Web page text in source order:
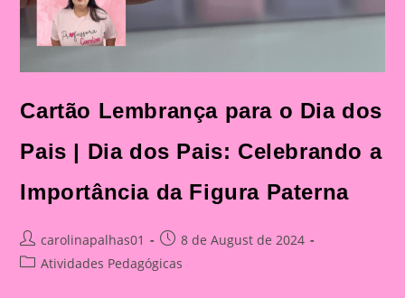
Cartão Lembrança para o Dia dos
Pais | Dia dos Pais: Celebrando a
Importância da Figura Paterna
Post
author:
carolinapalhas01
Post
published:
8 de August de 2024
PostAtividades Pedagógicas